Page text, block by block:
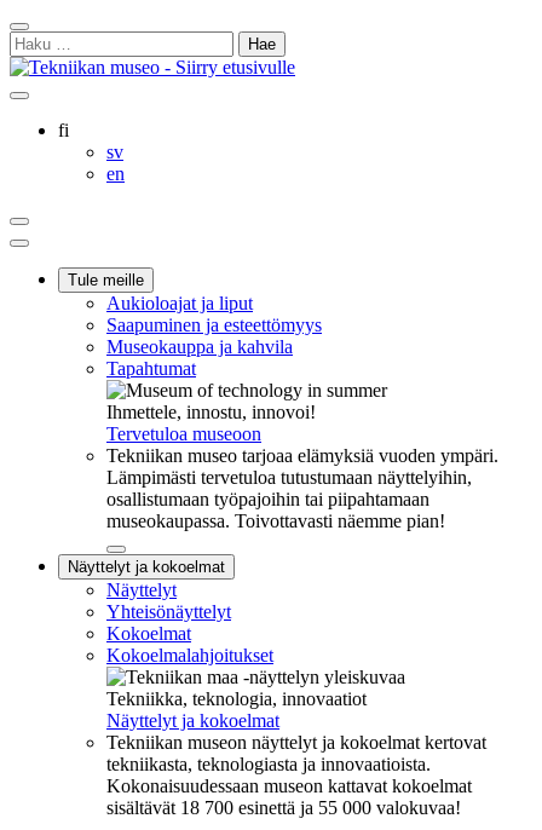
Siirry
sisältöön
Sulje
hakukenttä
Haku:
Ostoskorisi
Oma
Hae
sivultafi
svSvenska
en
Ostoskorisi
Oma
tiliHae
Päävalikko
Tule meille
Aukioloajat ja liput
Saapuminen ja esteettömyys
Museokauppa ja kahvila
Tapahtumat
Ihmettele, innostu, innovoi!
Tervetuloa museoon
Tekniikan museo tarjoaa elämyksiä vuoden ympäri.
Lämpimästi tervetuloa tutustumaan näyttelyihin,
osallistumaan työpajoihin tai piipahtamaan
museokaupassa. Toivottavasti näemme pian!
Sulje
alavalikko
Näyttelyt ja kokoelmat
Näyttelyt
Yhteisönäyttelyt
Kokoelmat
Kokoelmalahjoitukset
Tekniikka, teknologia, innovaatiot
Näyttelyt ja kokoelmat
Tekniikan museon näyttelyt ja kokoelmat kertovat
tekniikasta, teknologiasta ja innovaatioista.
Kokonaisuudessaan museon kattavat kokoelmat
sisältävät 18 700 esinettä ja 55 000 valokuvaa!